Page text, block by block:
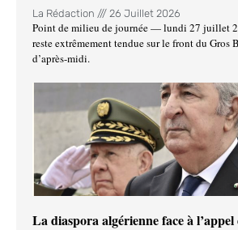
La Rédaction 26 Juillet 2026
Point de milieu de journée — lundi 27 juillet
reste extrêmement tendue sur le front du Gros
d’après-midi.
La diaspora algérienne face à